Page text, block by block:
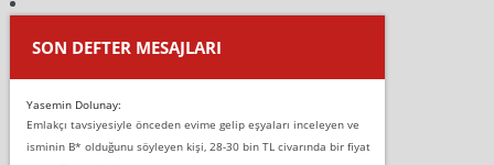
SON DEFTER MESAJLARI
Yasemin Dolunay:
Emlakçı tavsiyesiyle önceden evime gelip eşyaları inceleyen ve
isminin B* olduğunu söyleyen kişi, 28-30 bin TL civarında bir fiyat